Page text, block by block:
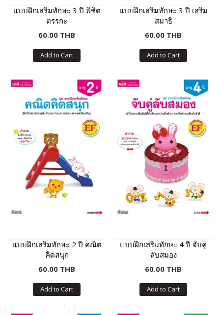
แบบฝึกเสริมทักษะ 3 ปี พิชิต
ตรรกะ
60.00 THB
Add to Cart
แบบฝึกเสริมทักษะ 3 ปี เสริม
สมาธิ
60.00 THB
Add to Cart
แบบฝึกเสริมทักษะ 2 ปี คณิต
คิดสนุก
60.00 THB
Add to Cart
แบบฝึกเสริมทักษะ 4 ปี จับคู่
ลับสมอง
60.00 THB
Add to Cart